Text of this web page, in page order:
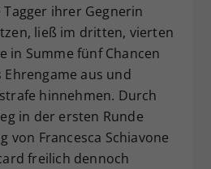
ihrer Gegnerin
ließ im dritten, vierten
in Summe fünf Chancen
aus und
hinnehmen. Durch
in der ersten Runde
von Francesca Schiavone
freilich dennoch